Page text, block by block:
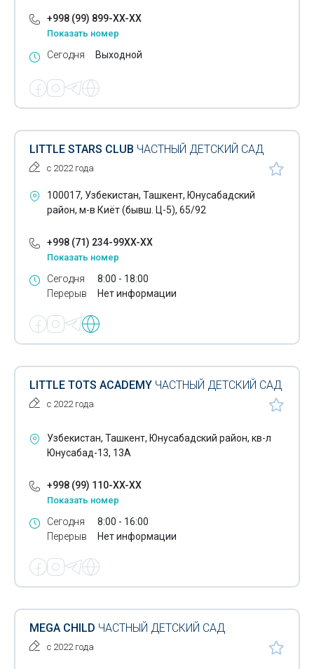
+998 (99) 899-XX-XX
Показать номер
Сегодня Выходной
LITTLE STARS CLUB ЧАСТНЫЙ ДЕТСКИЙ САД
с 2022 года
100017, Узбекистан, Ташкент, Юнусабадский
район, м-в Киёт (бывш. Ц-5), 65/92
+998 (71) 234-99XX-XX
Показать номер
Сегодня
Перерыв
8:00 - 18:00
Нет информации
LITTLE TOTS ACADEMY ЧАСТНЫЙ ДЕТСКИЙ САД
с 2022 года
Узбекистан, Ташкент, Юнусабадский район, кв-л
Юнусабад-13, 13А
+998 (99) 110-XX-XX
Показать номер
Сегодня
Перерыв
8:00 - 16:00
Нет информации
MEGA CHILD ЧАСТНЫЙ ДЕТСКИЙ САД
с 2022 года